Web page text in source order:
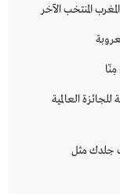
المنتخب الآخر
العالمية
جلدك مثل